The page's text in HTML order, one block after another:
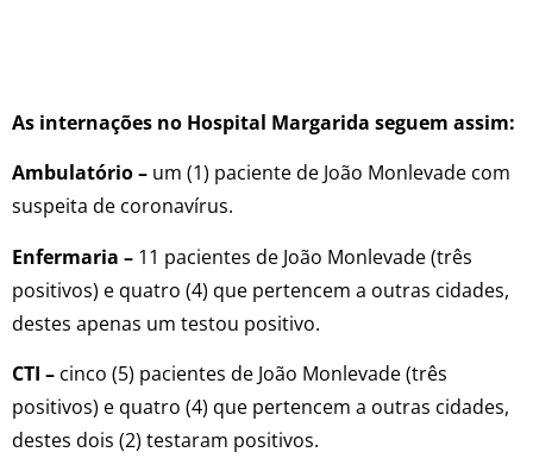
As internações no Hospital Margarida seguem assim:
Ambulatório – um (1) paciente de João Monlevade com
suspeita de coronavírus.
Enfermaria – 11 pacientes de João Monlevade (três
positivos) e quatro (4) que pertencem a outras cidades,
destes apenas um testou positivo.
CTI – cinco (5) pacientes de João Monlevade (três
positivos) e quatro (4) que pertencem a outras cidades,
destes dois (2) testaram positivos.